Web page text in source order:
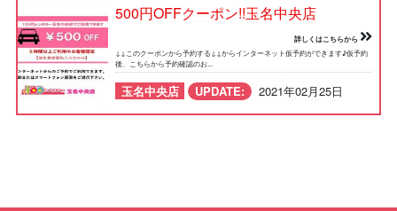
500円OFFクーポン!!玉名中央店
詳しくはこちらから
↓↓このクーポンから予約する↓↓からインターネット仮予約ができます♪仮予約
後、こちらから予約確認のお...
玉名中央店 UPDATE: 2021年02月25日